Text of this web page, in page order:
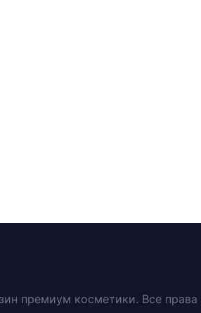
премиум косметики. Все